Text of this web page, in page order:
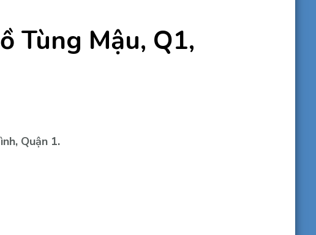
Tùng Mậu, Q1,
Quận 1.